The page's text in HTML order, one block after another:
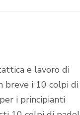
e lavoro di
breve i 10 colpi di
i principianti